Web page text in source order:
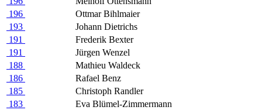
196
Ottmar Bihlmaier
193
Johann Dietrichs
191
Frederik Bexter
191
Jürgen Wenzel
188
Mathieu Waldeck
186
Rafael Benz
185
Christoph Randler
183
Eva Blümel-Zimmermann